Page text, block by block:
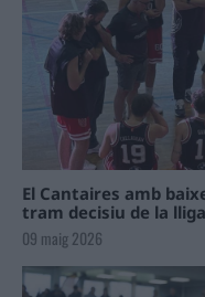
El Cantaires amb
tram decisiu de la lliga
09 maig 2026